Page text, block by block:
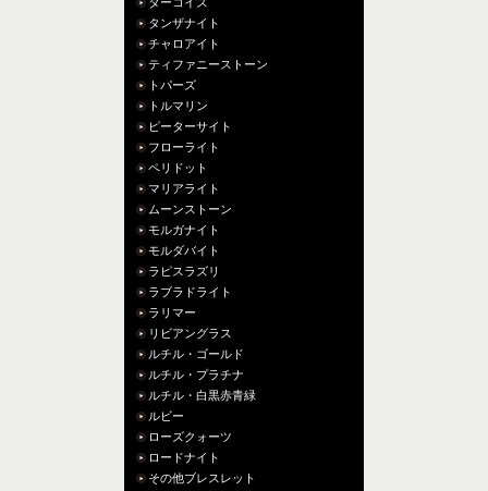
タンザナイト
チャロアイト
ティファニーストーン
トパーズ
トルマリン
ピーターサイト
フローライト
ペリドット
マリアライト
ムーンストーン
モルガナイト
モルダバイト
ラピスラズリ
ラブラドライト
ラリマー
リビアングラス
ルチル・ゴールド
ルチル・プラチナ
ルチル・白黒赤青緑
ルビー
ローズクォーツ
ロードナイト
その他ブレスレット